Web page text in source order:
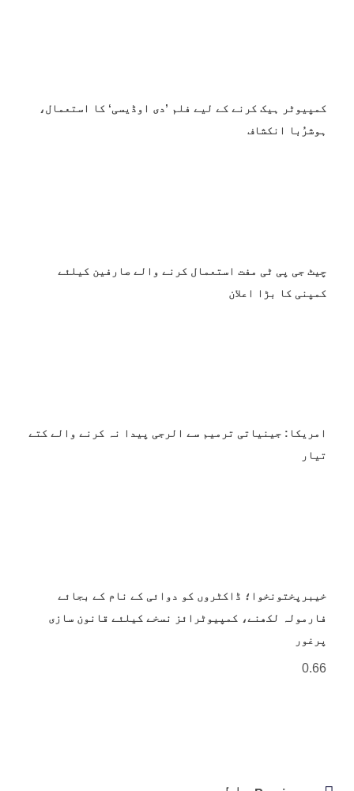
کمپیوٹر ہیک کرنے کے لیے فلم ’دی اوڈیسی‘ کا استعمال،
ہوشرُبا انکشاف
چیٹ جی پی ٹی مفت استعمال کرنے والے صارفین کیلئے
کمپنی کا بڑا اعلان
امریکا: جینیاتی ترمیم سے الرجی پیدا نہ کرنے والے کتے
تیار
خیبرپختونخوا؛ ڈاکٹروں کو دوائی کے نام کے بجائے
فارمولہ لکھنے، کمپیوٹرائز نسخے کیلئے قانون سازی
پرغور